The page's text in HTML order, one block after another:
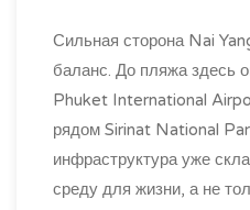
Сильная сторона Nai
баланс. До пляжа здесь
Phuket International
рядом Sirinat National
инфраструктура уже
среду для жизни, а не